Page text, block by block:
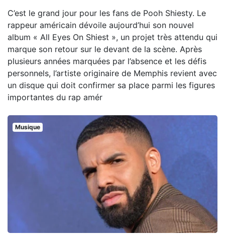
C’est le grand jour pour les fans de Pooh Shiesty. Le
rappeur américain dévoile aujourd’hui son nouvel
album « All Eyes On Shiest », un projet très attendu qui
marque son retour sur le devant de la scène. Après
plusieurs années marquées par l’absence et les défis
personnels, l’artiste originaire de Memphis revient avec
un disque qui doit confirmer sa place parmi les figures
importantes du rap amér
Musique